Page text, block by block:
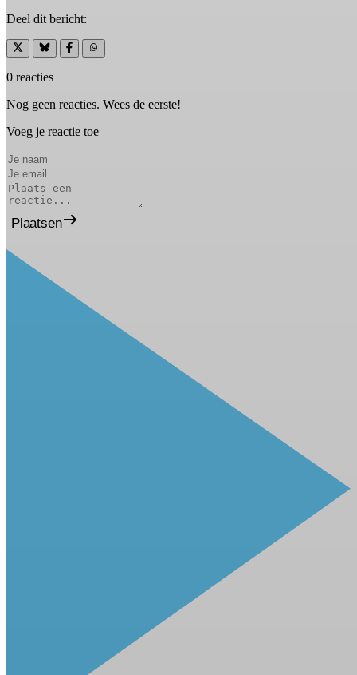
Deel dit bericht:
0 reacties
Nog geen reacties. Wees de eerste!
Voeg je reactie toe
Plaatsen